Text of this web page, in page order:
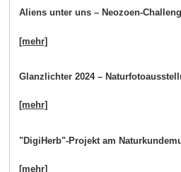
Aliens unter uns – Neozoen-
[mehr]
Glanzlichter 2024 –
[mehr]
"DigiHerb"-Projekt am
[mehr]